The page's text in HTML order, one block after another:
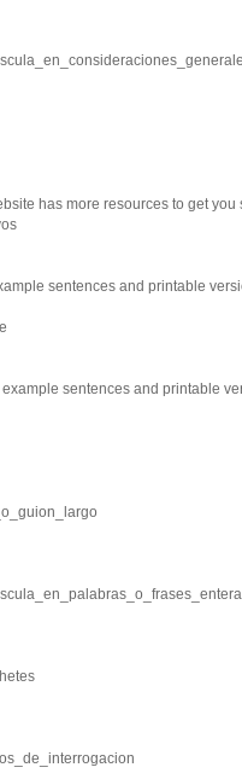
has more resources to get
sentences and printable
sentences and printable